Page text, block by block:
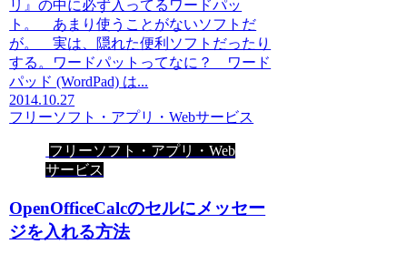
リ』の中に必ず入ってるワードパッ
ト。 あまり使うことがないソフトだ
が。 実は、隠れた便利ソフトだったり
する。ワードパットってなに？ ワード
パッド (WordPad) は...
2014.10.27
フリーソフト・アプリ・Webサービス
フリーソフト・アプリ・Web
サービス
OpenOfficeCalcのセルにメッセー
ジを入れる方法